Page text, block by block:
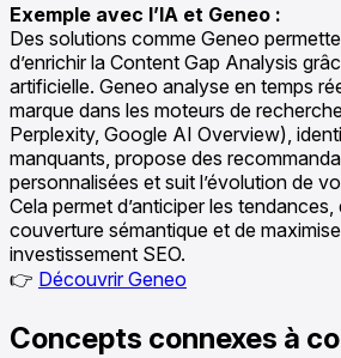
Exemple avec l’IA et Geneo :
Des solutions comme Geneo
d’enrichir la Content Gap Analysis
artificielle. Geneo analyse en temps
marque dans les moteurs de
Perplexity, Google AI Overview),
manquants, propose des
personnalisées et suit l’évolution de
Cela permet d’anticiper les tendances,
couverture sémantique et de
investissement SEO.
👉 Découvrir Geneo
Concepts connexes à